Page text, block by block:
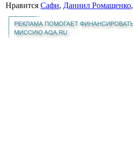
Нравится Сафи, Даниил Ромащенко,